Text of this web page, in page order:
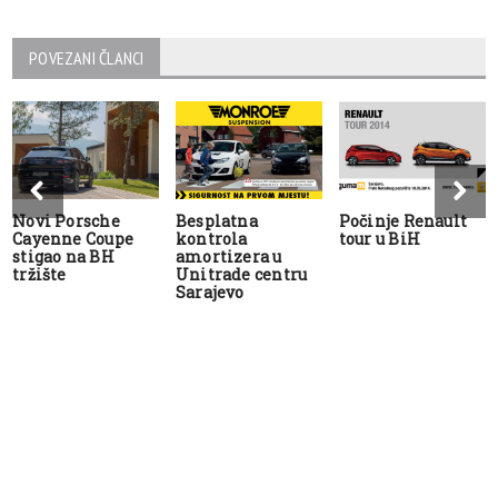
POVEZANI ČLANCI
Novi Porsche
Cayenne Coupe
stigao na BH
tržište
Besplatna
kontrola
amortizera u
Unitrade centru
Sarajevo
Počinje Renault
tour u BiH